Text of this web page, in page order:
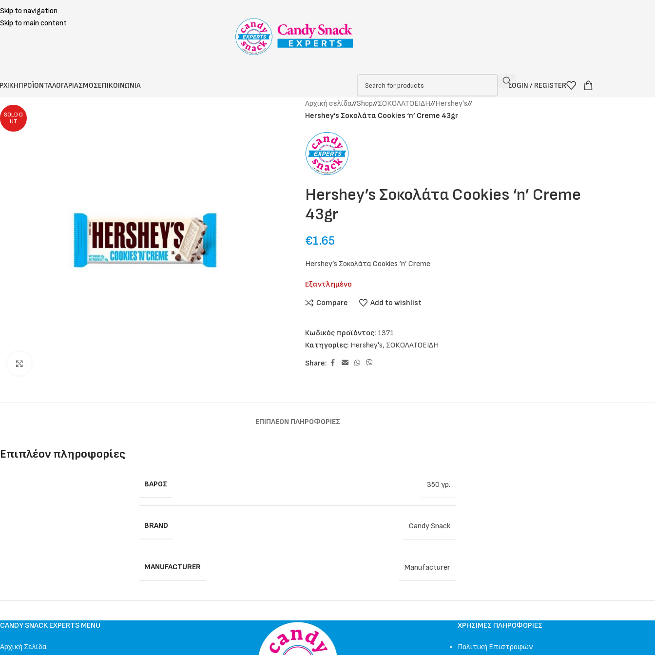
Skip to navigation
Skip to main content
ΠΡΟΪΟΝΤΑΛΟΓΑΡΙΑΣΜΟΣΕΠΙΚΟΙΝΩΝΙΑ LOGIN / REGISTER
SOLD O
UT
Αρχική σελίδα/ Shop/ ΣΟΚΟΛΑΤΟΕΙΔΗ/ Hershey's/
Hershey’s Σοκολάτα Cookies ‘n’ Creme 43gr
Hershey’s Σοκολάτα Cookies ‘n’ Creme
43gr
€1.65
Hershey’s Σοκολάτα Cookies ‘n’ Creme
Εξαντλημένο
Compare
Add to wishlist
Κωδικός προϊόντος: 1371
Κατηγορίες: Hershey's, ΣΟΚΟΛΑΤΟΕΙΔΗ
Share:
ΕΠΙΠΛΈΟΝ ΠΛΗΡΟΦΟΡΊΕΣ
Επιπλέον πληροφορίες
ΒΆΡΟΣ 350 γρ.
BRAND Candy Snack
MANUFACTURER Manufacturer
CANDY SNACK EXPERTS MENU
Αρχική Σελίδα
ΧΡΉΣΙΜΕΣ ΠΛΗΡΟΦΟΡΊΕΣ
Πολιτική Επιστροφών